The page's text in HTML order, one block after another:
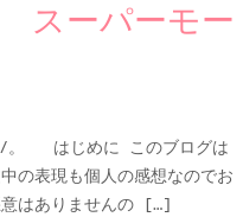
スーパーモー
。 はじめに このブログは
の表現も個人の感想なのでお
意はありませんの […]